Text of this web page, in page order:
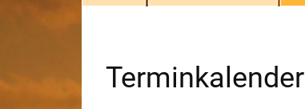
Terminkalender